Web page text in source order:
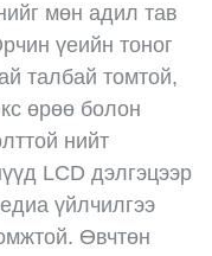
мөн адил тав
үеийн тоног
талбай томтой,
өрөө болон
нийт
LCD дэлгэцээр
үйлчилгээ
Өвчтөн